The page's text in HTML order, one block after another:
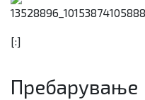
[:]
Пребарување